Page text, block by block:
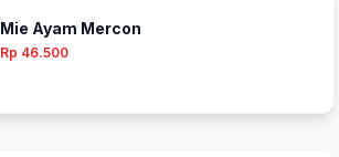
Mie Ayam Mercon
Rp 46.500